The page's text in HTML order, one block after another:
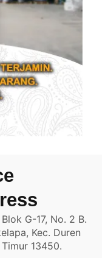
G-17, No. 2 B.
Kec. Duren
13450.